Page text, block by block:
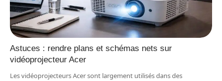
Astuces : rendre plans et schémas nets sur
vidéoprojecteur Acer
Les vidéoprojecteurs Acer sont largement utilisés dans des